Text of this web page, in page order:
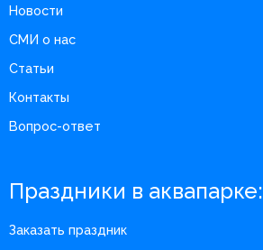
Новости
СМИ о нас
Статьи
Контакты
Вопрос-ответ
Праздники в аквапарке:
Заказать праздник